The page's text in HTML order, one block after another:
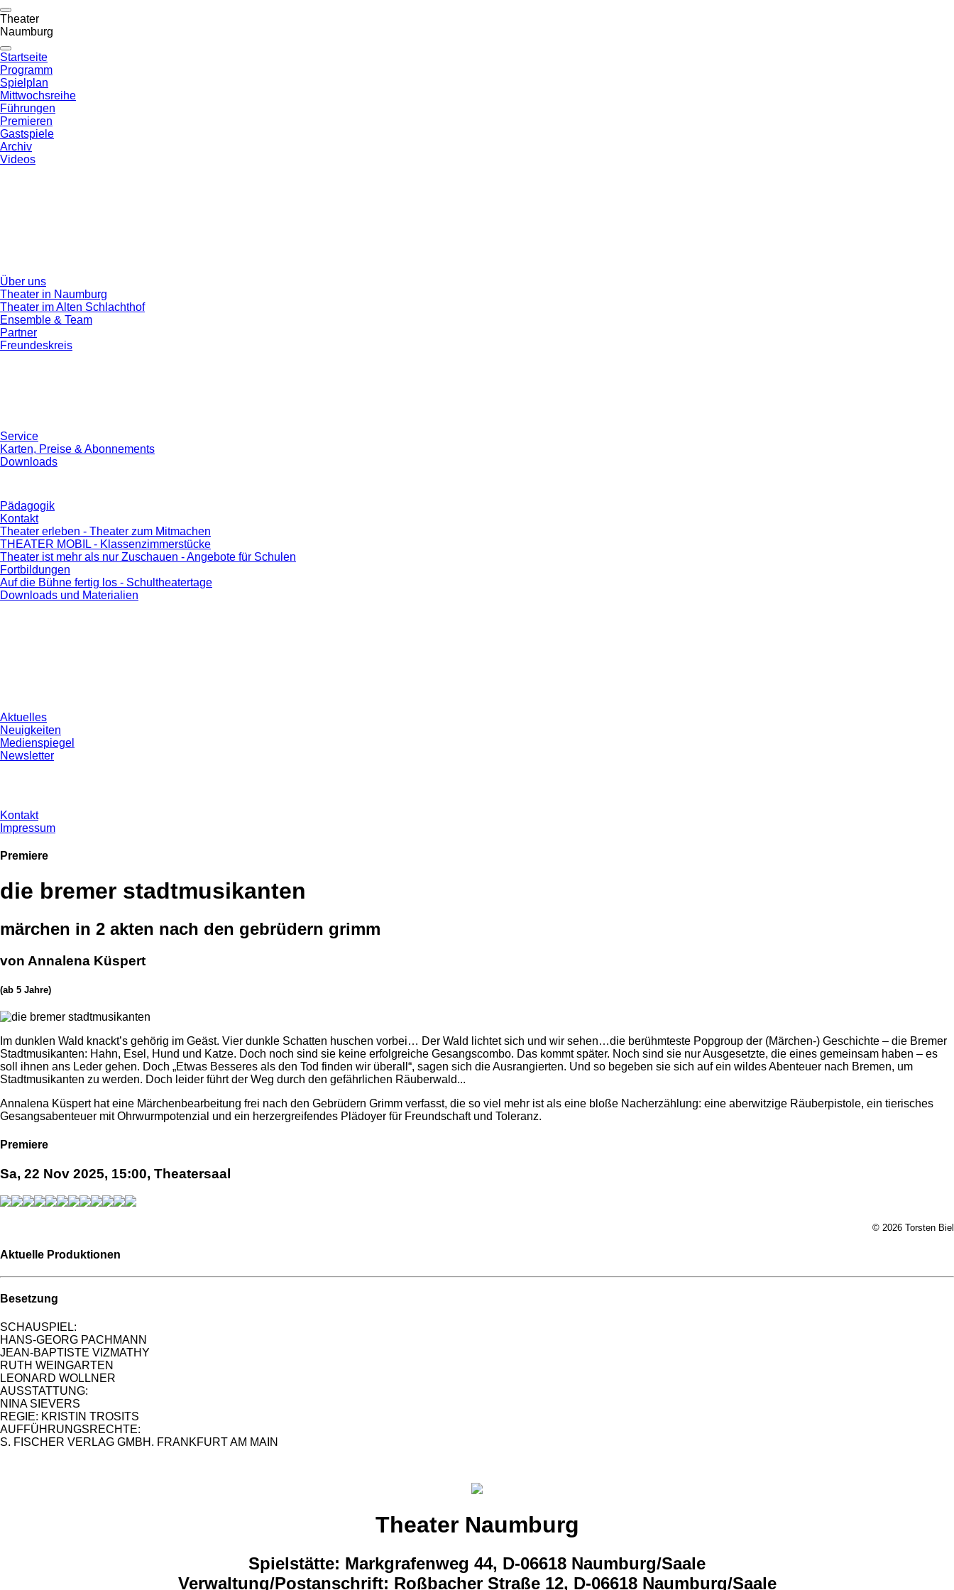
Theater
Naumburg
Startseite
Programm
Spielplan
Mittwochsreihe
Führungen
Premieren
Gastspiele
Archiv
Videos
Über uns
Theater in Naumburg
Theater im Alten Schlachthof
Ensemble & Team
Partner
Freundeskreis
Service
Karten, Preise & Abonnements
Downloads
Pädagogik
Kontakt
Theater erleben - Theater zum Mitmachen
THEATER MOBIL - Klassenzimmerstücke
Theater ist mehr als nur Zuschauen - Angebote für Schulen
Fortbildungen
Auf die Bühne fertig los - Schultheatertage
Downloads und Materialien
Aktuelles
Neuigkeiten
Medienspiegel
Newsletter
Kontakt
Impressum
Premiere
die bremer stadtmusikanten
märchen in 2 akten nach den gebrüdern grimm
von Annalena Küspert
(ab 5 Jahre)
Im dunklen Wald knackt’s gehörig im Geäst. Vier dunkle Schatten huschen vorbei… Der Wald lichtet sich und wir sehen…die berühmteste Popgroup der (Märchen-) Geschichte – die Bremer
Stadtmusikanten: Hahn, Esel, Hund und Katze. Doch noch sind sie keine erfolgreiche Gesangscombo. Das kommt später. Noch sind sie nur Ausgesetzte, die eines gemeinsam haben – es
soll ihnen ans Leder gehen. Doch „Etwas Besseres als den Tod finden wir überall“, sagen sich die Ausrangierten. Und so begeben sie sich auf ein wildes Abenteuer nach Bremen, um
Stadtmusikanten zu werden. Doch leider führt der Weg durch den gefährlichen Räuberwald...
Annalena Küspert hat eine Märchenbearbeitung frei nach den Gebrüdern Grimm verfasst, die so viel mehr ist als eine bloße Nacherzählung: eine aberwitzige Räuberpistole, ein tierisches
Gesangsabenteuer mit Ohrwurmpotenzial und ein herzergreifendes Plädoyer für Freundschaft und Toleranz.
Premiere
Sa, 22 Nov 2025, 15:00, Theatersaal
© 2026 Torsten Biel
Aktuelle Produktionen
Besetzung
SCHAUSPIEL:
HANS-GEORG PACHMANN
JEAN-BAPTISTE VIZMATHY
RUTH WEINGARTEN
LEONARD WOLLNER
AUSSTATTUNG:
NINA SIEVERS
REGIE: KRISTIN TROSITS
AUFFÜHRUNGSRECHTE:
S. FISCHER VERLAG GMBH. FRANKFURT AM MAIN
Theater Naumburg
Spielstätte: Markgrafenweg 44, D-06618 Naumburg/Saale
Verwaltung/Postanschrift: Roßbacher Straße 12, D-06618 Naumburg/Saale